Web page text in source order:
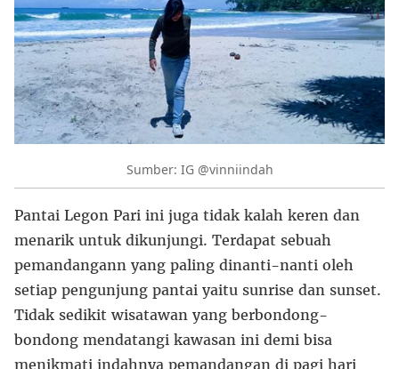
Sumber: IG @vinniindah
Pantai Legon Pari ini juga tidak kalah keren dan
menarik untuk dikunjungi. Terdapat sebuah
pemandangann yang paling dinanti-nanti oleh
setiap pengunjung pantai yaitu sunrise dan sunset.
Tidak sedikit wisatawan yang berbondong-
bondong mendatangi kawasan ini demi bisa
menikmati indahnya pemandangan di pagi hari